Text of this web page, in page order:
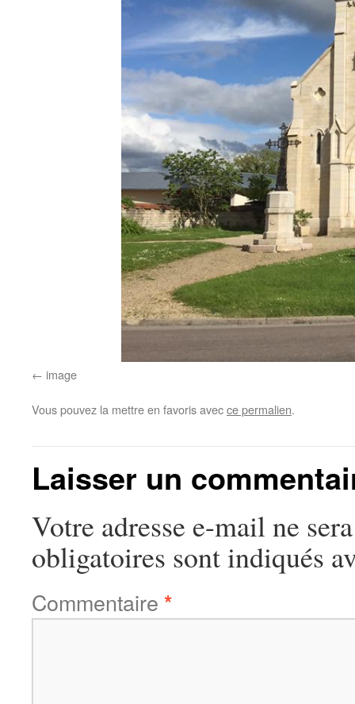
image
Vous pouvez la mettre en favoris avecce permalien.
Laisser un
Votre adresse e-mail ne
obligatoires sont indiqués
Commentaire *